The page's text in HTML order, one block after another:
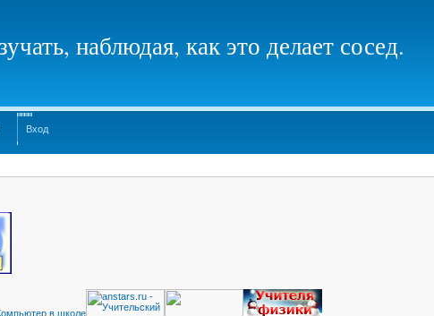
наблюдая, как это делает сосед.
Вход